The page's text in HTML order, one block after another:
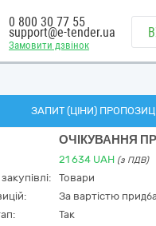
Замовити дзвінок
0 800 30 77 55
support@e-tender.ua
ЗАПИТ (ЦІНИ)
ОЧІКУВАННЯ
21 634 UAH (з ПДВ)
Товари
За вартістю
Так